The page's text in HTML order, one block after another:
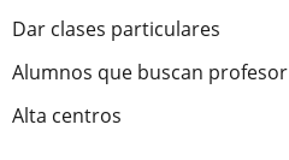
Dar clases particulares
Alumnos que buscan profesor
Alta centros